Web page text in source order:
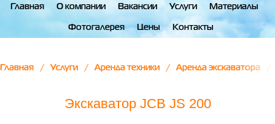
Главная О компании Вакансии Услуги Материалы
Фотогалерея Цены Контакты
Главная Услуги Аренда техники Аренда экскаватора
Экскаватор JCB JS 200